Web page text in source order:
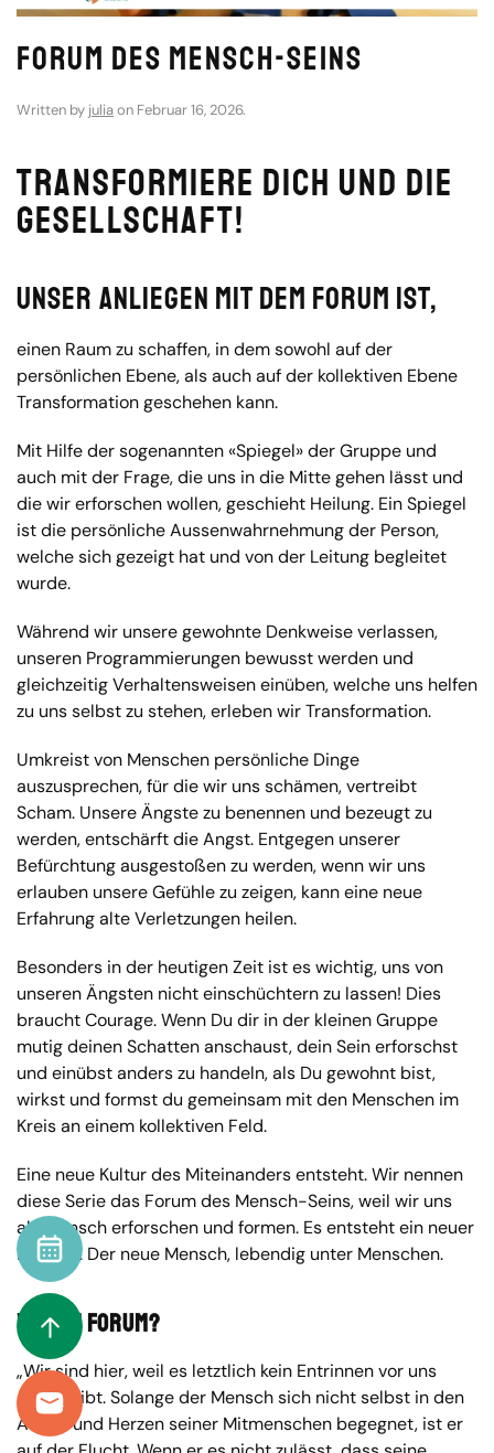
Kontakt
To Top
Kalender
Forum des Mensch-Seins
Written by juliaon Februar 16, 2026.
Transformiere dich und die
Gesellschaft!
Unser Anliegen mit dem Forum ist,
einen Raum zu schaffen, in dem sowohl auf der
persönlichen Ebene, als auch auf der kollektiven Ebene
Transformation geschehen kann.
Mit Hilfe der sogenannten «Spiegel» der Gruppe und
auch mit der Frage, die uns in die Mitte gehen lässt und
die wir erforschen wollen, geschieht Heilung. Ein Spiegel
ist die persönliche Aussenwahrnehmung der Person,
welche sich gezeigt hat und von der Leitung begleitet
wurde.
Während wir unsere gewohnte Denkweise verlassen,
unseren Programmierungen bewusst werden und
gleichzeitig Verhaltensweisen einüben, welche uns helfen
zu uns selbst zu stehen, erleben wir Transformation.
Umkreist von Menschen persönliche Dinge
auszusprechen, für die wir uns schämen, vertreibt
Scham. Unsere Ängste zu benennen und bezeugt zu
werden, entschärft die Angst. Entgegen unserer
Befürchtung ausgestoßen zu werden, wenn wir uns
erlauben unsere Gefühle zu zeigen, kann eine neue
Erfahrung alte Verletzungen heilen.
Besonders in der heutigen Zeit ist es wichtig, uns von
unseren Ängsten nicht einschüchtern zu lassen! Dies
braucht Courage. Wenn Du dir in der kleinen Gruppe
mutig deinen Schatten anschaust, dein Sein erforschst
und einübst anders zu handeln, als Du gewohnt bist,
wirkst und formst du gemeinsam mit den Menschen im
Kreis an einem kollektiven Feld.
Eine neue Kultur des Miteinanders entsteht. Wir nennen
diese Serie das Forum des Mensch-Seins, weil wir uns
als Mensch erforschen und formen. Es entsteht ein neuer
Mensch. Der neue Mensch, lebendig unter Menschen.
Warum Forum?
„Wir sind hier, weil es letztlich kein Entrinnen vor uns
selbst gibt. Solange der Mensch sich nicht selbst in den
Augen und Herzen seiner Mitmenschen begegnet, ist er